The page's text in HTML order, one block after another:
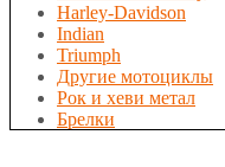
Harley-Davidson
Indian
Triumph
Другие мотоциклы
Рок и хеви метал
Брелки